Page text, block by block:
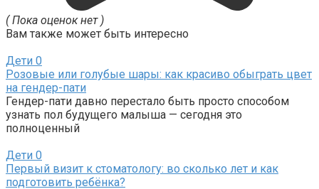
( Пока оценок нет )
Вам также может быть интересно
Дети 0
Розовые или голубые шары: как красиво обыграть цвет
на гендер-пати
Гендер-пати давно перестало быть просто способом
узнать пол будущего малыша — сегодня это
полноценный
Дети 0
Первый визит к стоматологу: во сколько лет и как
подготовить ребёнка?